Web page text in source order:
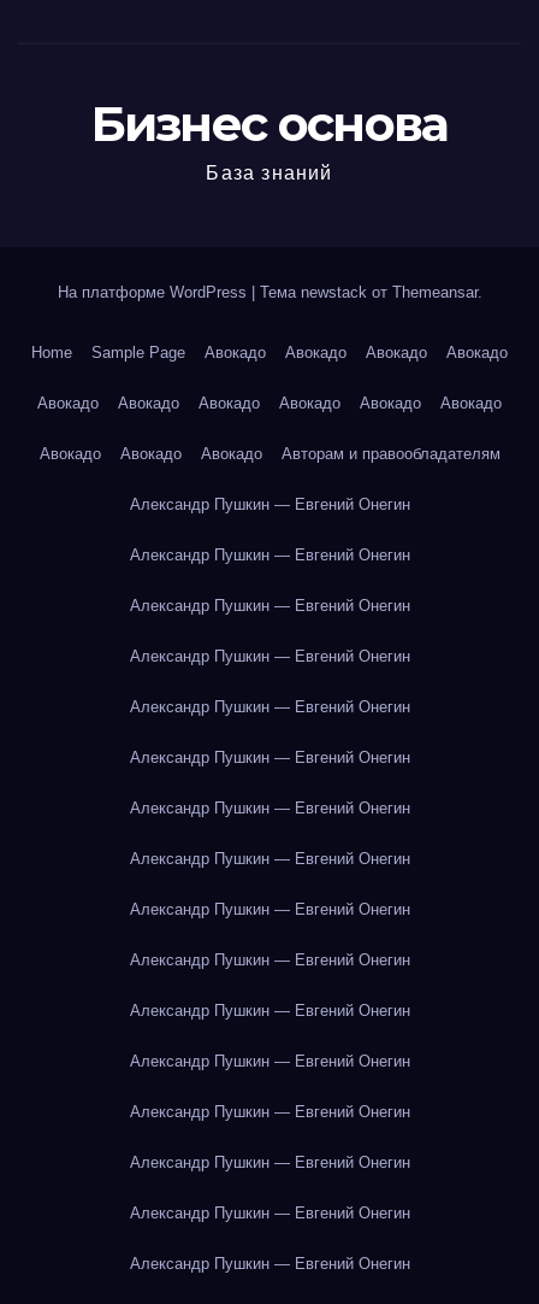
Бизнес основа
База знаний
На платформе WordPress Тема newstack от Themeansar.
Home Sample Page Авокадо Авокадо Авокадо Авокадо
Авокадо Авокадо Авокадо Авокадо Авокадо Авокадо
Авокадо Авокадо Авокадо Авторам и правообладателям
Александр Пушкин — Евгений Онегин
Александр Пушкин — Евгений Онегин
Александр Пушкин — Евгений Онегин
Александр Пушкин — Евгений Онегин
Александр Пушкин — Евгений Онегин
Александр Пушкин — Евгений Онегин
Александр Пушкин — Евгений Онегин
Александр Пушкин — Евгений Онегин
Александр Пушкин — Евгений Онегин
Александр Пушкин — Евгений Онегин
Александр Пушкин — Евгений Онегин
Александр Пушкин — Евгений Онегин
Александр Пушкин — Евгений Онегин
Александр Пушкин — Евгений Онегин
Александр Пушкин — Евгений Онегин
Александр Пушкин — Евгений Онегин